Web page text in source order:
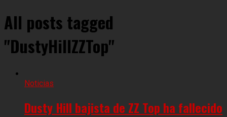
All posts tagged
"DustyHillZZTop"
Noticias
Dusty Hill bajista de ZZ Top ha fallecido